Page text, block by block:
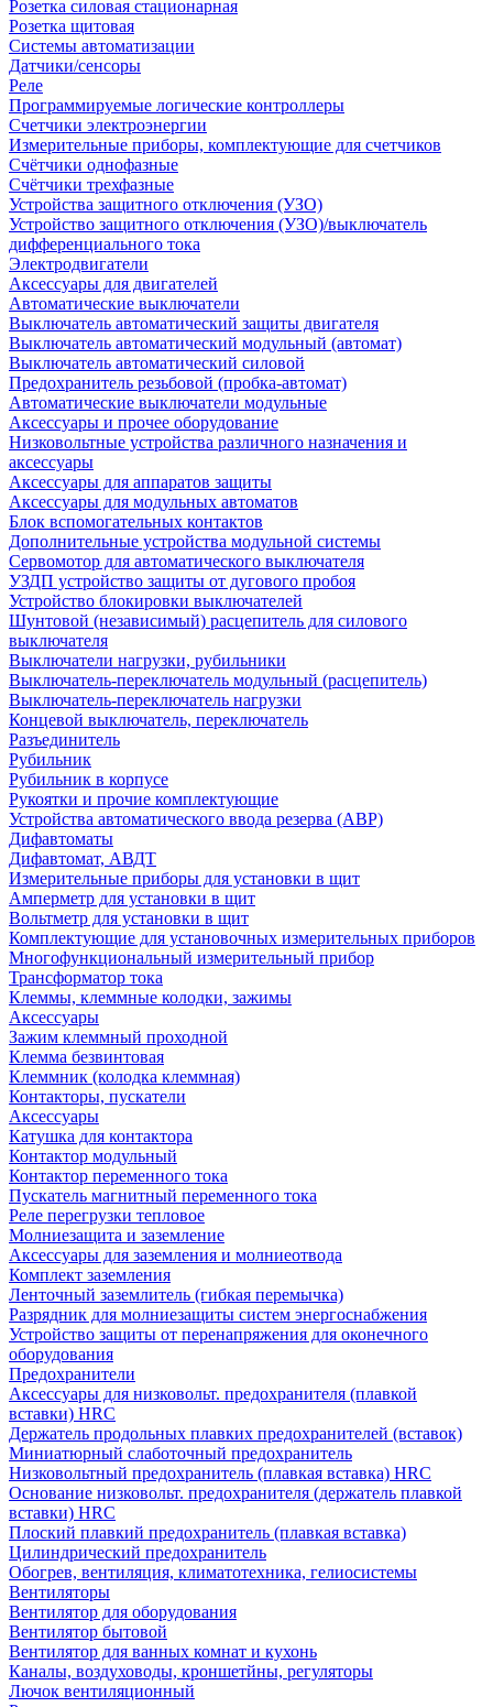
Розетка силовая стационарная
Розетка щитовая
Системы автоматизации
Датчики/сенсоры
Реле
Программируемые логические контроллеры
Счетчики электроэнергии
Измерительные приборы, комплектующие для счетчиков
Счётчики однофазные
Счётчики трехфазные
Устройства защитного отключения (УЗО)
Устройство защитного отключения (УЗО)/выключатель
дифференциального тока
Электродвигатели
Аксессуары для двигателей
Автоматические выключатели
Выключатель автоматический защиты двигателя
Выключатель автоматический модульный (автомат)
Выключатель автоматический силовой
Предохранитель резьбовой (пробка-автомат)
Автоматические выключатели модульные
Аксессуары и прочее оборудование
Низковольтные устройства различного назначения и
аксессуары
Аксессуары для аппаратов защиты
Аксессуары для модульных автоматов
Блок вспомогательных контактов
Дополнительные устройства модульной системы
Сервомотор для автоматического выключателя
УЗДП устройство защиты от дугового пробоя
Устройство блокировки выключателей
Шунтовой (независимый) расцепитель для силового
выключателя
Выключатели нагрузки, рубильники
Выключатель-переключатель модульный (расцепитель)
Выключатель-переключатель нагрузки
Концевой выключатель, переключатель
Разъединитель
Рубильник
Рубильник в корпусе
Рукоятки и прочие комплектующие
Устройства автоматического ввода резерва (АВР)
Дифавтоматы
Дифавтомат, АВДТ
Измерительные приборы для установки в щит
Амперметр для установки в щит
Вольтметр для установки в щит
Комплектующие для установочных измерительных приборов
Многофункциональный измерительный прибор
Трансформатор тока
Клеммы, клеммные колодки, зажимы
Аксессуары
Зажим клеммный проходной
Клемма безвинтовая
Клеммник (колодка клеммная)
Контакторы, пускатели
Аксессуары
Катушка для контактора
Контактор модульный
Контактор переменного тока
Пускатель магнитный переменного тока
Реле перегрузки тепловое
Молниезащита и заземление
Аксессуары для заземления и молниеотвода
Комплект заземления
Ленточный заземлитель (гибкая перемычка)
Разрядник для молниезащиты систем энергоснабжения
Устройство защиты от перенапряжения для оконечного
оборудования
Предохранители
Аксессуары для низковольт. предохранителя (плавкой
вставки) HRC
Держатель продольных плавких предохранителей (вставок)
Миниатюрный слаботочный предохранитель
Низковольтный предохранитель (плавкая вставка) HRC
Основание низковольт. предохранителя (держатель плавкой
вставки) HRC
Плоский плавкий предохранитель (плавкая вставка)
Цилиндрический предохранитель
Обогрев, вентиляция, климатотехника, гелиосистемы
Вентиляторы
Вентилятор для оборудования
Вентилятор бытовой
Вентилятор для ванных комнат и кухонь
Каналы, воздуховоды, кроншетйны, регуляторы
Лючок вентиляционный